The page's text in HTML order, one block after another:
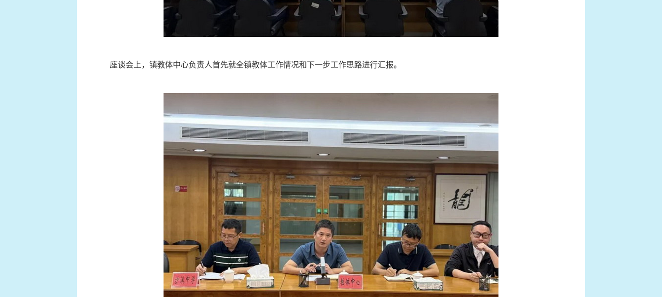
座谈会上，镇教体中心负责人首先就全镇教体工作情况和下一步工作思路进行汇报。